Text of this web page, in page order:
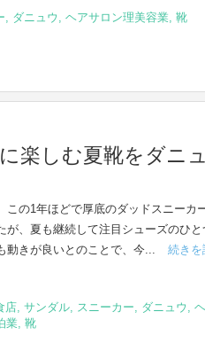
, ダニュウ , ヘアサロン理美容業, 靴
楽しむ夏靴をダニュ
この1年ほどで厚底のダッドスニーカ
が、夏も継続して注目シューズのひと
動きが良いとのことで、今...
続きを
店, サンダル, スニーカー, ダニュウ ,
業, 靴